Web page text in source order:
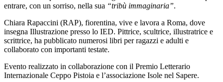
entrare, con un sorriso, nella sua “tribù immaginaria”.
Chiara Rapaccini (RAP), fiorentina, vive e lavora a Roma, dove
insegna Illustrazione presso lo IED. Pittrice, scultrice, illustratrice e
scrittrice, ha pubblicato numerosi libri per ragazzi e adulti e
collaborato con importanti testate.
Evento realizzato in collaborazione con il Premio Letterario
Internazionale Ceppo Pistoia e l’associazione Isole nel Sapere.